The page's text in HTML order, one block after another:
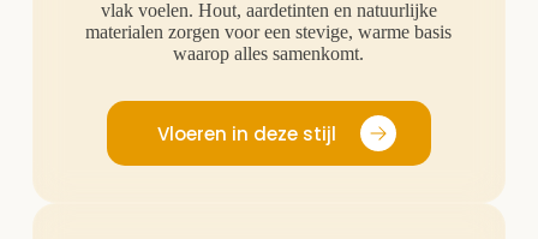
vlak voelen. Hout, aardetinten en natuurlijke
materialen zorgen voor een stevige, warme basis
waarop alles samenkomt.
Vloeren in deze stijl